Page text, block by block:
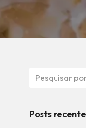
Posts